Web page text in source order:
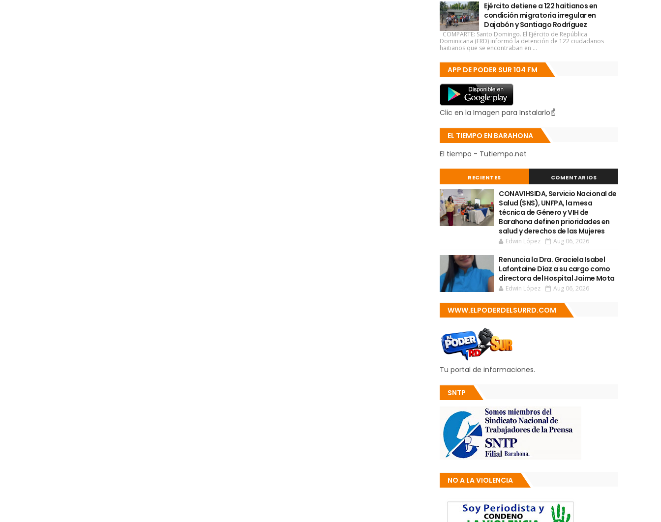
Ejército detiene a 122 haitianos en
condición migratoria irregular en
Dajabón y Santiago Rodríguez
COMPARTE: Santo Domingo. El Ejército de República
Dominicana (ERD) informó la detención de 122 ciudadanos
haitianos que se encontraban en ...
APP DE PODER SUR 104 FM
Clic en la Imagen para Instalarlo☝
EL TIEMPO EN BARAHONA
El tiempo - Tutiempo.net
RECIENTES COMENTARIOS
CONAVIHSIDA, Servicio Nacional de
Salud (SNS), UNFPA, la mesa
técnica de Género y VIH de
Barahona definen prioridades en
salud y derechos de las Mujeres
Edwin López Aug 06, 2026
Renuncia la Dra. Graciela Isabel
Lafontaine Díaz a su cargo como
directora del Hospital Jaime Mota
Edwin López Aug 06, 2026
WWW.ELPODERDELSURRD.COM
Tu portal de informaciones.
SNTP
NO A LA VIOLENCIA